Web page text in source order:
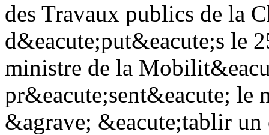
des Travaux publics de la
d&eacute;put&eacute;s le
ministre de la
pr&eacute;sent&eacute; le
&agrave; &eacute;tablir